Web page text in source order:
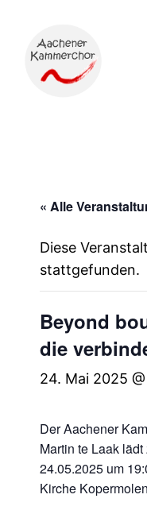
« Alle
Diese
stattgefunden.
Beyond
die
24. Mai 2025
Der Aachener
Martin te Laak
24.05.2025 um
Kirche